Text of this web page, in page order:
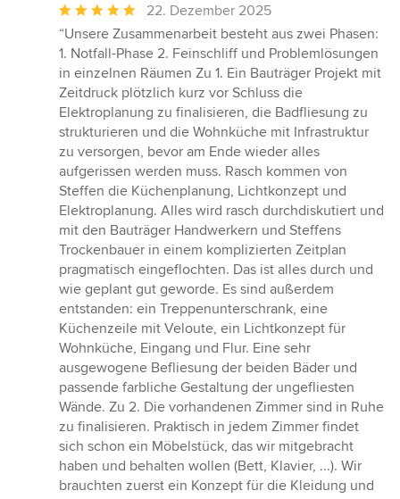
Durchschnittliche
Bewertung:
5
von
5
Sternen
22. Dezember 2025
“Unsere Zusammenarbeit besteht aus zwei Phasen:
1. Notfall-Phase 2. Feinschliff und Problemlösungen
in einzelnen Räumen Zu 1. Ein Bauträger Projekt mit
Zeitdruck plötzlich kurz vor Schluss die
Elektroplanung zu finalisieren, die Badfliesung zu
strukturieren und die Wohnküche mit Infrastruktur
zu versorgen, bevor am Ende wieder alles
aufgerissen werden muss. Rasch kommen von
Steffen die Küchenplanung, Lichtkonzept und
Elektroplanung. Alles wird rasch durchdiskutiert und
mit den Bauträger Handwerkern und Steffens
Trockenbauer in einem komplizierten Zeitplan
pragmatisch eingeflochten. Das ist alles durch und
wie geplant gut geworde. Es sind außerdem
entstanden: ein Treppenunterschrank, eine
Küchenzeile mit Veloute, ein Lichtkonzept für
Wohnküche, Eingang und Flur. Eine sehr
ausgewogene Befliesung der beiden Bäder und
passende farbliche Gestaltung der ungefliesten
Wände. Zu 2. Die vorhandenen Zimmer sind in Ruhe
zu finalisieren. Praktisch in jedem Zimmer findet
sich schon ein Möbelstück, das wir mitgebracht
haben und behalten wollen (Bett, Klavier, ...). Wir
brauchten zuerst ein Konzept für die Kleidung und